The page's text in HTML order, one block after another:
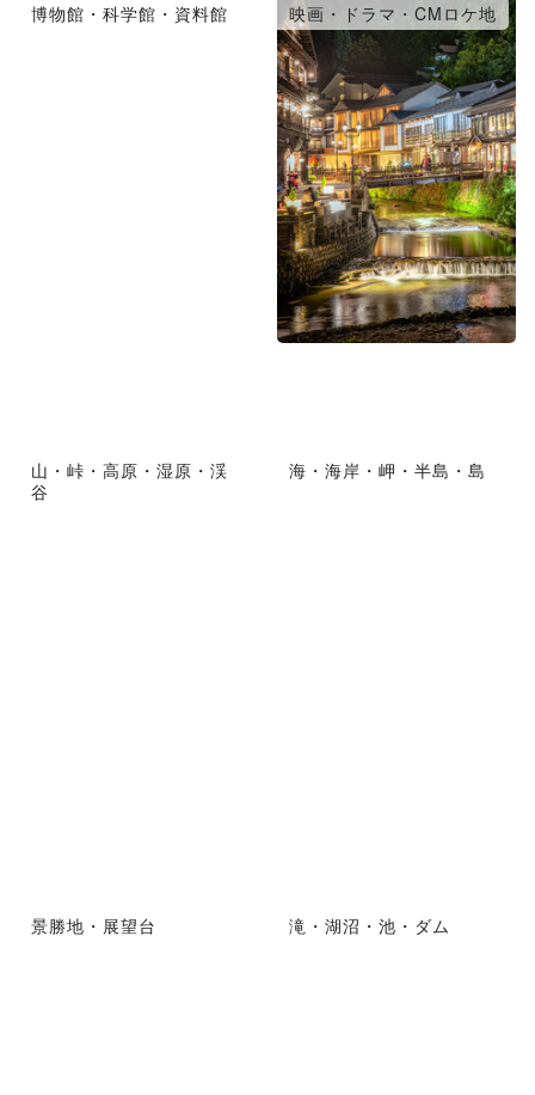
博物館・科学館・資料館 映画・ドラマ・CMロケ地
山・峠・高原・湿原・渓
谷
海・海岸・岬・半島・島
景勝地・展望台 滝・湖沼・池・ダム